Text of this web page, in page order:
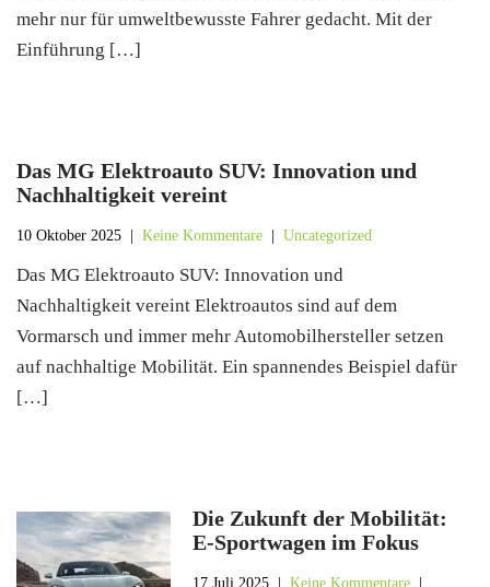
mehr nur für umweltbewusste Fahrer gedacht. Mit der
Einführung […]
Das MG Elektroauto SUV: Innovation und
Nachhaltigkeit vereint
10 Oktober 2025 Keine Kommentare Uncategorized
Das MG Elektroauto SUV: Innovation und
Nachhaltigkeit vereint Elektroautos sind auf dem
Vormarsch und immer mehr Automobilhersteller setzen
auf nachhaltige Mobilität. Ein spannendes Beispiel dafür
[…]
Die Zukunft der Mobilität:
E-Sportwagen im Fokus
17 Juli 2025 |Keine Kommentare